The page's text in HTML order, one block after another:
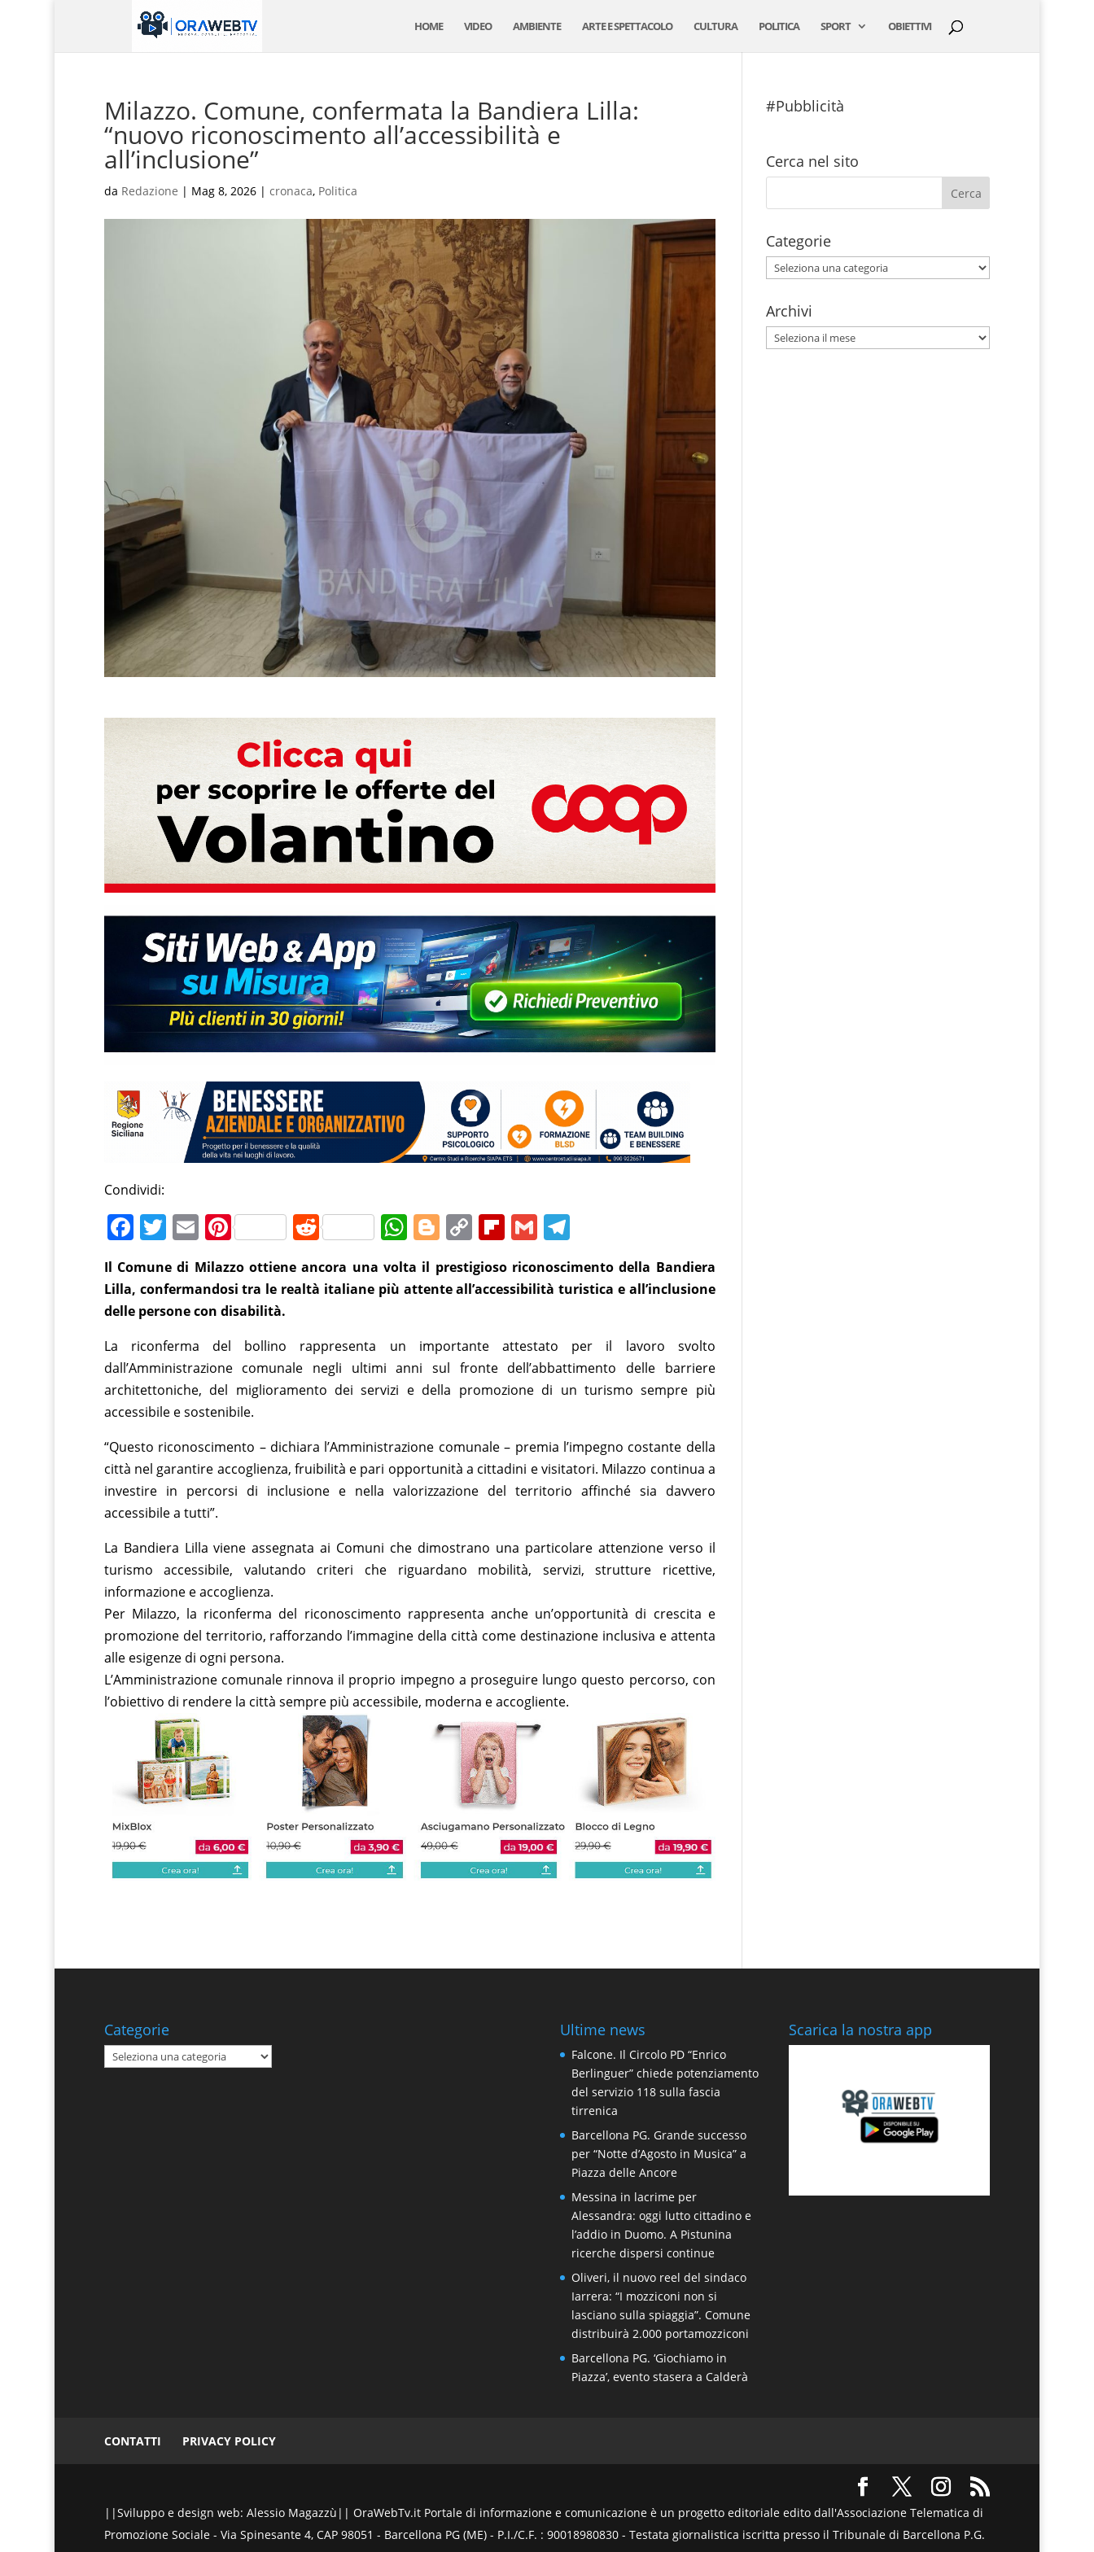
HOME VIDEO AMBIENTE ARTE E SPETTACOLO CULTURA POLITICA SPORT OBIETTIVI
Milazzo. Comune, confermata la Bandiera Lilla:
“nuovo riconoscimento all’accessibilità e
all’inclusione”
da Redazione | Mag 8, 2026| cronaca, Politica
Condividi:
F
c
e
b
o
o
k
T
w
itt
er
E
m
ai
l
Pi
er
e
st
R
d
di
W
h
at
s
p
p
Bl
g
g
C
o
p
y
n
k
Fl
ip
b
o
d
G
ai
l
T
el
e
gr
m
Il Comune di Milazzo ottiene ancora una volta il prestigioso riconoscimento della Bandiera
Lilla, confermandosi tra le realtà italiane più attente all’accessibilità turistica e all’inclusione
delle persone con disabilità.
La riconferma del bollino rappresenta un importante attestato per il lavoro svolto
dall’Amministrazione comunale negli ultimi anni sul fronte dell’abbattimento delle barriere
architettoniche, del miglioramento dei servizi e della promozione di un turismo sempre più
accessibile e sostenibile.
“Questo riconoscimento – dichiara l’Amministrazione comunale – premia l’impegno costante della
città nel garantire accoglienza, fruibilità e pari opportunità a cittadini e visitatori. Milazzo continua a
investire in percorsi di inclusione e nella valorizzazione del territorio affinché sia davvero
accessibile a tutti”.
La Bandiera Lilla viene assegnata ai Comuni che dimostrano una particolare attenzione verso il
turismo accessibile, valutando criteri che riguardano mobilità, servizi, strutture ricettive,
informazione e accoglienza.
Per Milazzo, la riconferma del riconoscimento rappresenta anche un’opportunità di crescita e
promozione del territorio, rafforzando l’immagine della città come destinazione inclusiva e attenta
alle esigenze di ogni persona.
L’Amministrazione comunale rinnova il proprio impegno a proseguire lungo questo percorso, con
l’obiettivo di rendere la città sempre più accessibile, moderna e accogliente.
#Pubblicità
Cerca nel sito
Categorie
Categorie
Archivi
Archivi
Categorie
Categorie
Ultime news
Falcone. Il Circolo PD “Enrico
Berlinguer” chiede potenziamento
del servizio 118 sulla fascia
tirrenica
Barcellona PG. Grande successo
per “Notte d’Agosto in Musica” a
Piazza delle Ancore
Messina in lacrime per
Alessandra: oggi lutto cittadino e
l’addio in Duomo. A Pistunina
ricerche dispersi continue
Oliveri, il nuovo reel del sindaco
Iarrera: “I mozziconi non si
lasciano sulla spiaggia”. Comune
distribuirà 2.000 portamozziconi
Barcellona PG. ‘Giochiamo in
Piazza’, evento stasera a Calderà
Scarica la nostra app
CONTATTI PRIVACY POLICY
||Sviluppo e design web: Alessio Magazzù|| OraWebTv.it Portale di informazione e comunicazione è un progetto editoriale edito dall'Associazione Telematica di
Promozione Sociale - Via Spinesante 4, CAP 98051 - Barcellona PG (ME) - P.I./C.F. : 90018980830 - Testata giornalistica iscritta presso il Tribunale di Barcellona P.G.